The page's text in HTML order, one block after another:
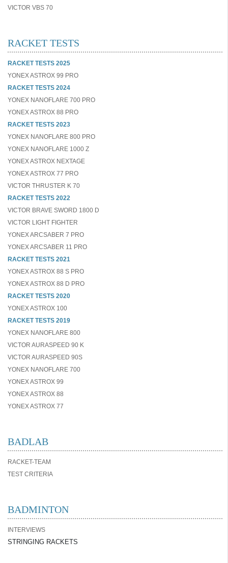
VICTOR VBS 70
RACKET TESTS
RACKET TESTS 2025
YONEX ASTROX 99 PRO
RACKET TESTS 2024
YONEX NANOFLARE 700 PRO
YONEX ASTROX 88 PRO
RACKET TESTS 2023
YONEX NANOFLARE 800 PRO
YONEX NANOFLARE 1000 Z
YONEX ASTROX NEXTAGE
YONEX ASTROX 77 PRO
VICTOR THRUSTER K 70
RACKET TESTS 2022
VICTOR BRAVE SWORD 1800 D
VICTOR LIGHT FIGHTER
YONEX ARCSABER 7 PRO
YONEX ARCSABER 11 PRO
RACKET TESTS 2021
YONEX ASTROX 88 S PRO
YONEX ASTROX 88 D PRO
RACKET TESTS 2020
YONEX ASTROX 100
RACKET TESTS 2019
YONEX NANOFLARE 800
VICTOR AURASPEED 90 K
VICTOR AURASPEED 90S
YONEX NANOFLARE 700
YONEX ASTROX 99
YONEX ASTROX 88
YONEX ASTROX 77
BADLAB
RACKET-TEAM
TEST CRITERIA
BADMINTON
INTERVIEWS
STRINGING RACKETS